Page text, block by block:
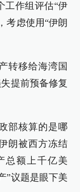
工作组评估“伊
考虑使用“伊朗
转移给海湾国
提前预备修复
部核算的是哪
朗被西方冻结
总额上千亿美
”议题是眼下美